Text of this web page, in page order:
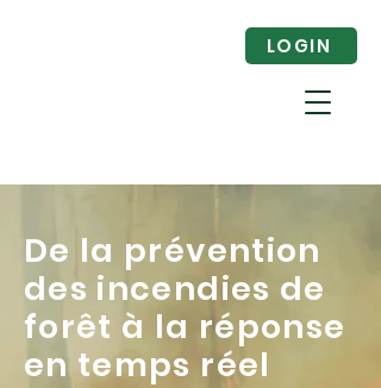
LOGIN
De la prévention
des incendies de
forêt à la réponse
en temps réel